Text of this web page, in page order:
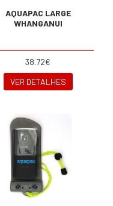
AQUAPAC LARGE
WHANGANUI
38.72€
VER DETALHES